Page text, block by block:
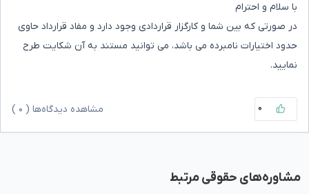
با سلام و احترام
در صورتی که بین شما و کارگزار قراردادی وجود دارد و مفاد قرارداد حاوی
حدود اختیارات نامبرده می باشد، می توانید مستند به آن شکایت طرح
نمایید.
۰ مشاهده دیدگاه‌ها ( ۰
مشاوره‌های حقوقی مرتبط